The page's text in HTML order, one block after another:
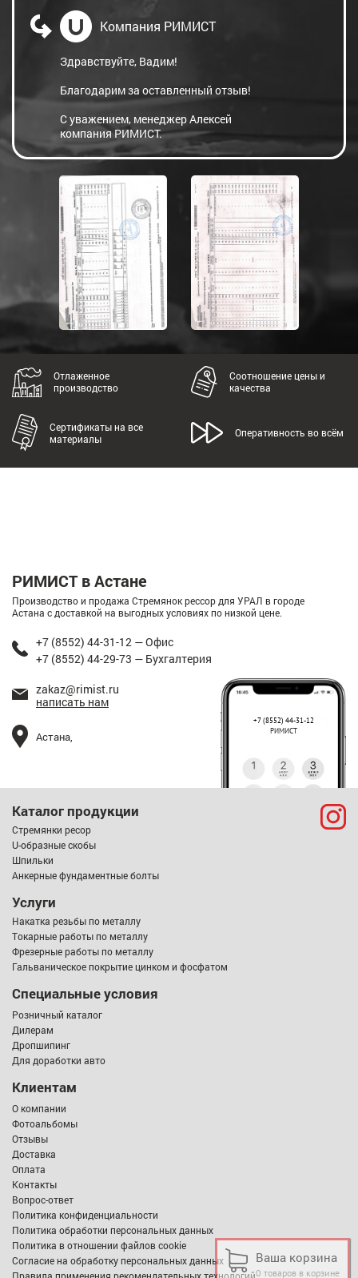
Ваша корзина
0 товаров в корзине
Компания РИМИСТ
Здравствуйте, Вадим!
Благодарим за оставленный отзыв!
С уважением, менеджер Алексей
компания РИМИСТ.
Отлаженное
производство
Соотношение цены и
качества
Сертификаты на все
материалы
Оперативность во всём
РИМИСТ в Астане
Производство и продажа Стремянок рессор для УРАЛ в городе
Астана с доставкой на выгодных условиях по низкой цене.
+7 (8552) 44-31-12 — Офис
+7 (8552) 44-29-73 — Бухгалтерия
zakaz@rimist.ru
написать нам
+7 (8552) 44-31-12
РИМИСТ
Астана,
Каталог продукции
Стремянки ресор
U-образные скобы
Шпильки
Анкерные фундаментные болты
Услуги
Накатка резьбы по металлу
Токарные работы по металлу
Фрезерные работы по металлу
Гальваническое покрытие цинком и фосфатом
Специальные условия
Розничный каталог
Дилерам
Дропшипинг
Для доработки авто
Клиентам
О компании
Фотоальбомы
Отзывы
Доставка
Оплата
Контакты
Вопрос-ответ
Политика конфиденциальности
Политика обработки персональных данных
Политика в отношении файлов cookie
Согласие на обработку персональных данных